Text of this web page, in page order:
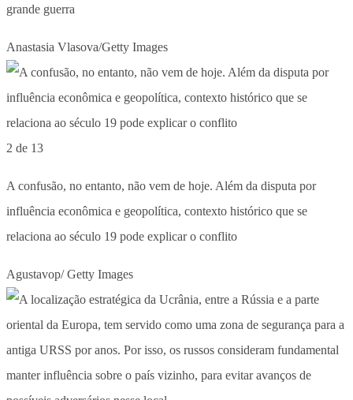
grande guerra
Anastasia Vlasova/Getty Images
2 de 13
A confusão, no entanto, não vem de hoje. Além da disputa por
influência econômica e geopolítica, contexto histórico que se
relaciona ao século 19 pode explicar o conflito
Agustavop/ Getty Images